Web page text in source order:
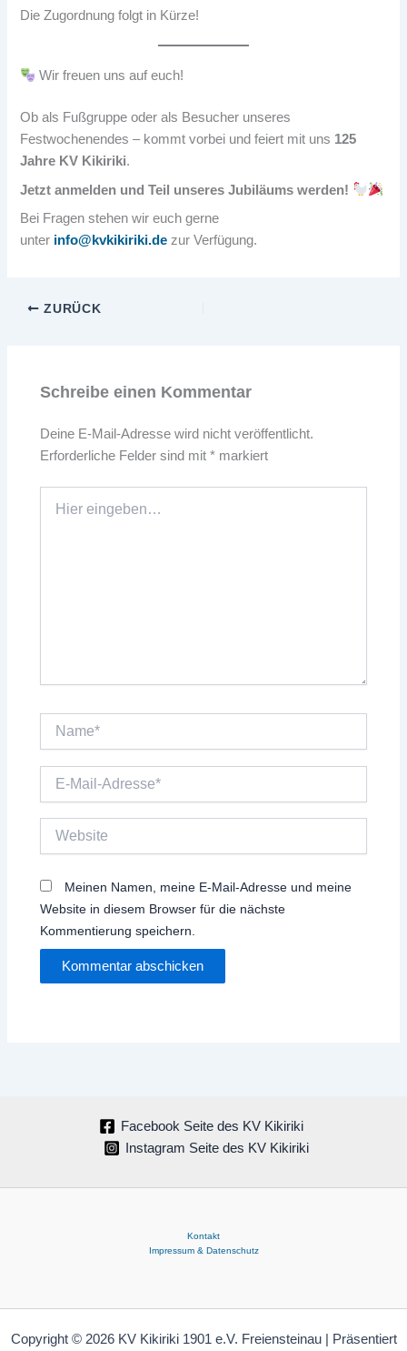
Die Zugordnung folgt in Kürze!
Wir freuen uns auf euch!
Ob als Fußgruppe oder als Besucher unseres
Festwochenendes – kommt vorbei und feiert mit uns 125
Jahre KV Kikiriki.
Jetzt anmelden und Teil unseres Jubiläums werden!
Bei Fragen stehen wir euch gerne
unter info@kvkikiriki.de zur Verfügung.
ZURÜCK
Schreibe einen Kommentar
Deine E-Mail-Adresse wird nicht veröffentlicht.
Erforderliche Felder sind mit* markiert
eingeben…
Name*
Mail-
Meinen Namen, meine E-Mail-Adresse und meine
Website in diesem Browser für die nächste
Kommentierung speichern.
Facebook Seite des KV Kikiriki
Instagram Seite des KV Kikiriki
Kontakt
Impressum & Datenschutz
Copyright © 2026 KV Kikiriki 1901 e.V. Freiensteinau | Präsentiert